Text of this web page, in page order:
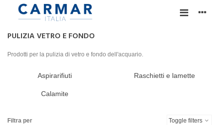
PULIZIA VETRO E FONDO
Prodotti per la pulizia di vetro e fondo dell'acquario.
Aspirarifiuti Raschietti e lamette
Calamite
Filtra per Toggle filters